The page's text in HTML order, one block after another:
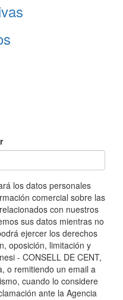
los datos personales
comercial sobre las
con nuestros
sus datos mientras no
ejercer los derechos
oposición, limitación y
- CONSELL DE CENT,
o remitiendo un email a
cuando lo considere
ante la Agencia